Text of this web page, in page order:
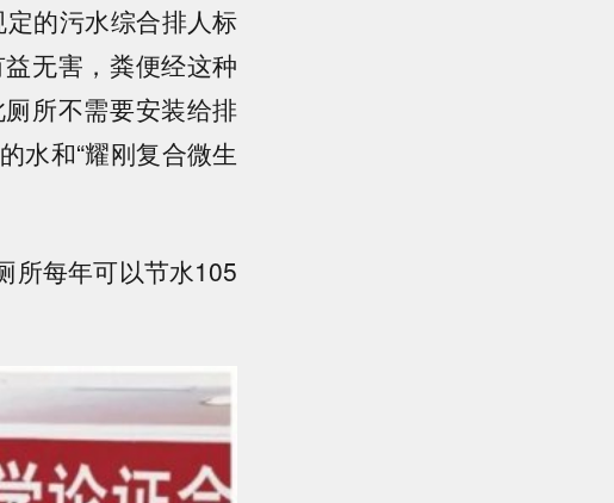
的污水综合排人标
无害，粪便经这种
所不需要安装给排
水和“耀刚复合微生
所每年可以节水105